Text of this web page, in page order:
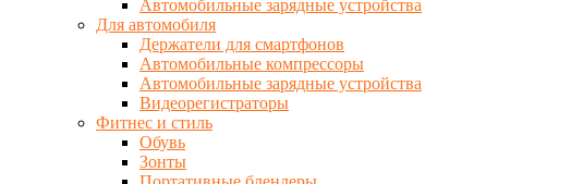
Автомобильные зарядные устройства
Для автомобиля
Держатели для смартфонов
Автомобильные компрессоры
Автомобильные зарядные устройства
Видеорегистраторы
Фитнес и стиль
Обувь
Зонты